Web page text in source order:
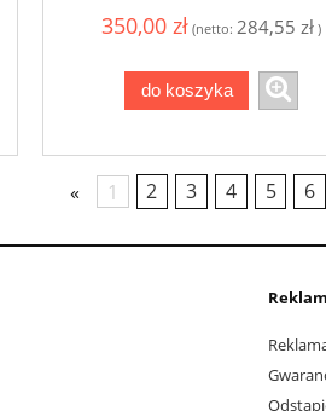
350,00 zł (netto: 284,55 zł )
do koszyka
« 1 2 3 4 5 6